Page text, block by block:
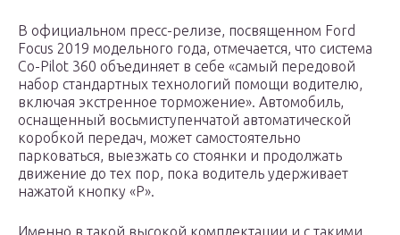
В официальном пресс-релизе, посвященном Ford
Focus 2019 модельного года, отмечается, что система
Co-Pilot 360 объединяет в себе «самый передовой
набор стандартных технологий помощи водителю,
включая экстренное торможение». Автомобиль,
оснащенный восьмиступенчатой автоматической
коробкой передач, может самостоятельно
парковаться, выезжать со стоянки и продолжать
движение до тех пор, пока водитель удерживает
нажатой кнопку «P».
Именно в такой высокой комплектации и с такими